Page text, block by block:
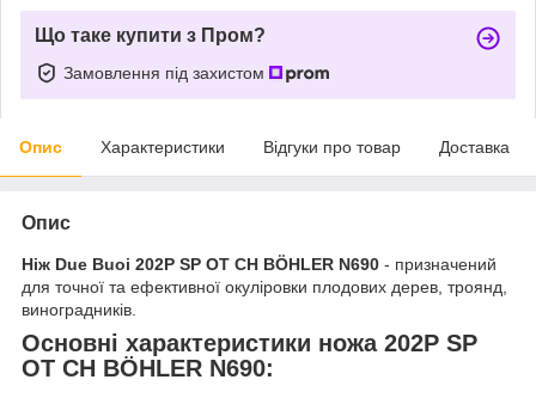
Що таке купити з Пром?
Замовлення під захистом
Опис Характеристики Відгуки про товар Доставка
Опис
Ніж Due Buoi 202P SP OT CH BÖHLER N690 - призначений
для точної та ефективної окуліровки плодових дерев, троянд,
виноградників.
Основні характеристики ножа 202P SP
OT CH BÖHLER N690: